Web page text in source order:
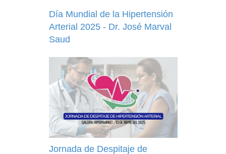
Día Mundial de la Hipertensión
Arterial 2025 - Dr. José Marval
Saud
Jornada de Despitaje de